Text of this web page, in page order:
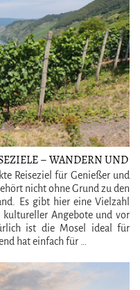
– WANDERN UND
Reiseziel für Genießer und
nicht ohne Grund zu den
Es gibt hier eine Vielzahl
kultureller Angebote und vor
ist die Mosel ideal für
hat einfach für …